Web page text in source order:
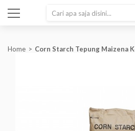
Home Corn Starch Tepung Maizena